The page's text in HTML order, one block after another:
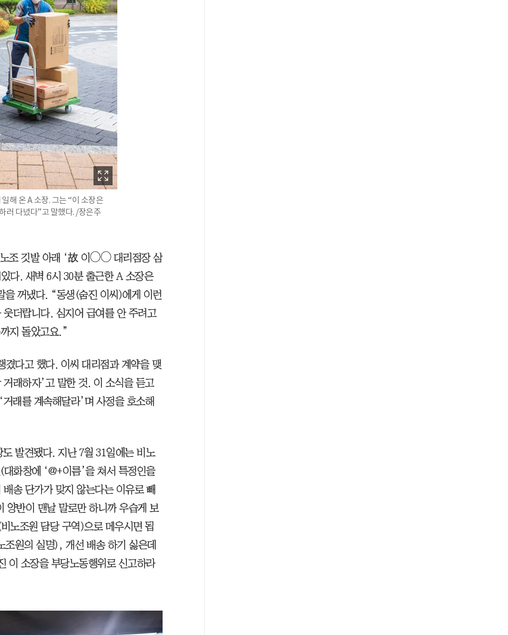
해 온 A 소장. 그는 “이 소장은
러 다녔다”고 말했다. /장은주
노조 깃발 아래 ‘故 이◯◯ 대리점장 삼
다. 새벽 6시 30분 출근한 A 소장은
을 꺼냈다. “동생(숨진 이씨)에게 이런
더랍니다. 심지어 급여를 안 주려고
지 돌았고요.”
겼다고 했다. 이씨 대리점과 계약을 맺
래하자’고 말한 것. 이 소식을 듣고
래를 계속해달라’며 사정을 호소해
발견됐다. 지난 7월 31일에는 비노
화창에 ‘@+이름’을 쳐서 특정인을
송 단가가 맞지 않는다는 이유로 빼
양반이 맨날 말로만 하니까 우습게 보
노조원 담당 구역)으로 메우시면 됩
원의 실명), 개선 배송 하기 싫은데
이 소장을 부당노동행위로 신고하라